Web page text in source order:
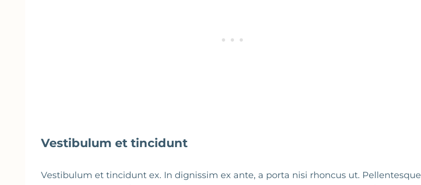
Vestibulum et tincidunt
Vestibulum et tincidunt ex. In dignissim ex ante, a porta nisi rhoncus ut. Pellentesque